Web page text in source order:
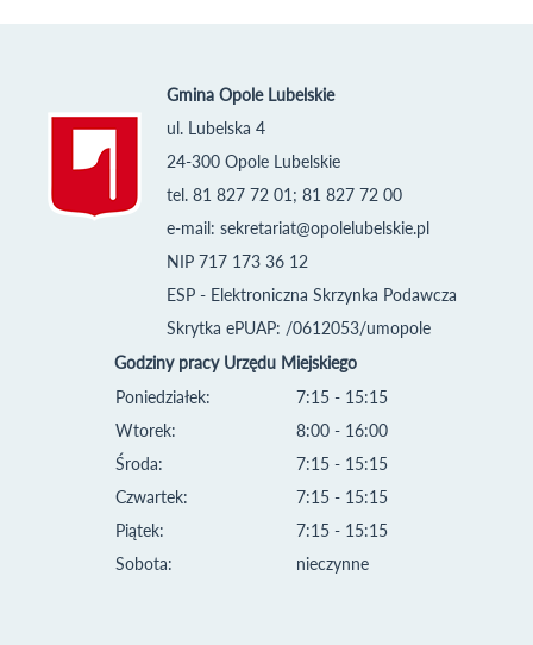
Gmina Opole Lubelskie
ul. Lubelska 4
24-300 Opole Lubelskie
tel. 81 827 72 01; 81 827 72 00
e-mail: sekretariat@opolelubelskie.pl
NIP 717 173 36 12
ESP - Elektroniczna Skrzynka Podawcza
Skrytka ePUAP: /0612053/umopole
Godziny pracy Urzędu Miejskiego
Poniedziałek:
Wtorek:
Środa:
Czwartek:
Piątek:
Sobota:
7:15 - 15:15
8:00 - 16:00
7:15 - 15:15
7:15 - 15:15
7:15 - 15:15
nieczynne